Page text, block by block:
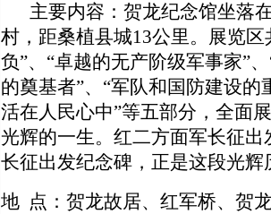
主要内容 ： 贺龙纪念馆坐落
村，距桑植县城13公里。展览
负”、“卓越的无产阶级军事家”
的奠基者”、“军队和国防建设的
活在人民心中”等五部分，全面
光辉的一生。红二方面军长征
长征出发纪念碑，正是这段光辉
地 点：贺龙故居、红军桥、贺